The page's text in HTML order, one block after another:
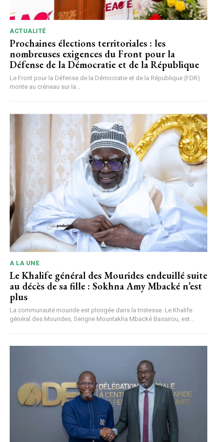
ACTUALITÉ
Prochaines élections territoriales : les
nombreuses exigences du Front pour la
Défense de la Démocratie et de la République
Le Front pour la Défense de la Démocratie et de la République (FDR)
monte au créneau sur la...
A LA UNE
Le Khalife général des Mourides endeuillé suite
au décès de sa fille : Sokhna Amy Mbacké n’est
plus
La communauté mouride est plongée dans la tristesse. Le Khalife
général des Mourides, Serigne Mountakha Mbacké Bassirou, est...